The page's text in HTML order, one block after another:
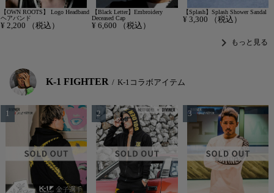
【OWN ROOTS】 Logo Headband
ヘアバンド
¥ 2,200 （税込）
【Black Letter】Embroidery
Deceased Cap
¥ 6,600 （税込）
【Splash】Splash Shower Sandal
¥ 3,300 （税込）
chevron_right もっと見る
K-1 FIGHTER K-1コラボアイテム